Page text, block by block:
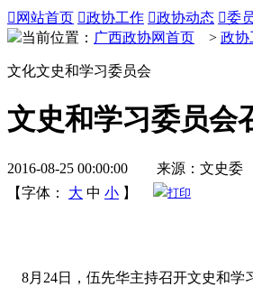
 网站首页 政协工作 政协动态 委
当前位置： 广西政协网首页 > 政协
文化文史和学习委员会
文史和学习委员会
2016-08-25 00:00:00 来源：文史委
【字体：
大 中 小 】 打印
8月24日，伍先华主持召开文史和学